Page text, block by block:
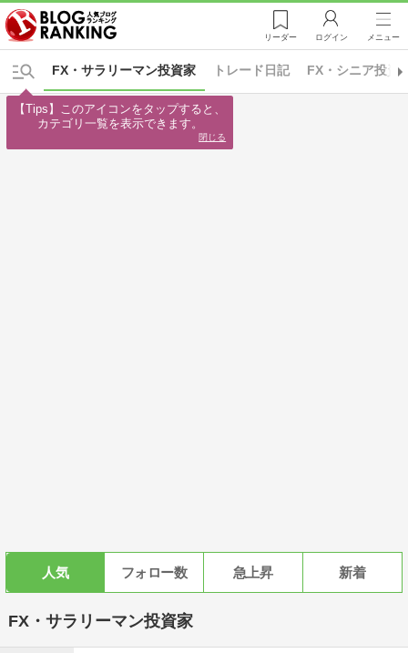
リーダー ログイン メニュー
トレード日記
FX・サラリーマン投資家 FX・シニア投資
人気 フォロー数 急上昇 新着
FX・サラリーマン投資家
【Tips】このアイコンをタップすると、
カテゴリ一覧を表示できます。
閉じる